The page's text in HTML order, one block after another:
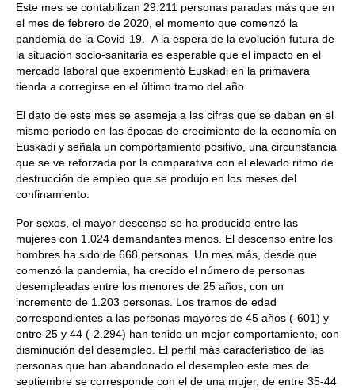
Este mes se contabilizan 29.211 personas paradas más que en
el mes de febrero de 2020, el momento que comenzó la
pandemia de la Covid-19. A la espera de la evolución futura de
la situación socio-sanitaria es esperable que el impacto en el
mercado laboral que experimentó Euskadi en la primavera
tienda a corregirse en el último tramo del año.
El dato de este mes se asemeja a las cifras que se daban en el
mismo periodo en las épocas de crecimiento de la economía en
Euskadi y señala un comportamiento positivo, una circunstancia
que se ve reforzada por la comparativa con el elevado ritmo de
destrucción de empleo que se produjo en los meses del
confinamiento.
Por sexos, el mayor descenso se ha producido entre las
mujeres con 1.024 demandantes menos. El descenso entre los
hombres ha sido de 668 personas. Un mes más, desde que
comenzó la pandemia, ha crecido el número de personas
desempleadas entre los menores de 25 años, con un
incremento de 1.203 personas. Los tramos de edad
correspondientes a las personas mayores de 45 años (-601) y
entre 25 y 44 (-2.294) han tenido un mejor comportamiento, con
disminución del desempleo. El perfil más característico de las
personas que han abandonado el desempleo este mes de
septiembre se corresponde con el de una mujer, de entre 35-44